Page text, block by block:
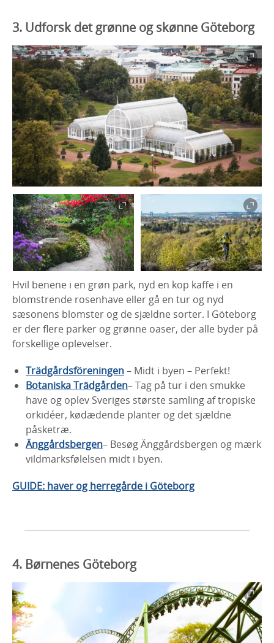
3. Udforsk det grønne og skønne Göteborg
Hvil benene i en grøn park, nyd en kop kaffe i en
blomstrende rosenhave eller gå en tur og nyd
sæsonens blomster og de sjældne sorter. I Göteborg
er der flere parker og grønne oaser, der alle byder på
forskellige oplevelser.
Trädgårdsföreningen– Midt i byen – Perfekt!
Botaniska Trädgården– Tag på tur i den smukke
have og oplev Sveriges største samling af tropiske
orkidéer, kødædende planter og det sjældne
påsketræ.
Änggårdsbergen– Besøg Änggårdsbergen og mærk
vildmarksfølelsen midt i byen.
GUIDE: haver og herregårde i Göteborg
4. Børnenes Göteborg